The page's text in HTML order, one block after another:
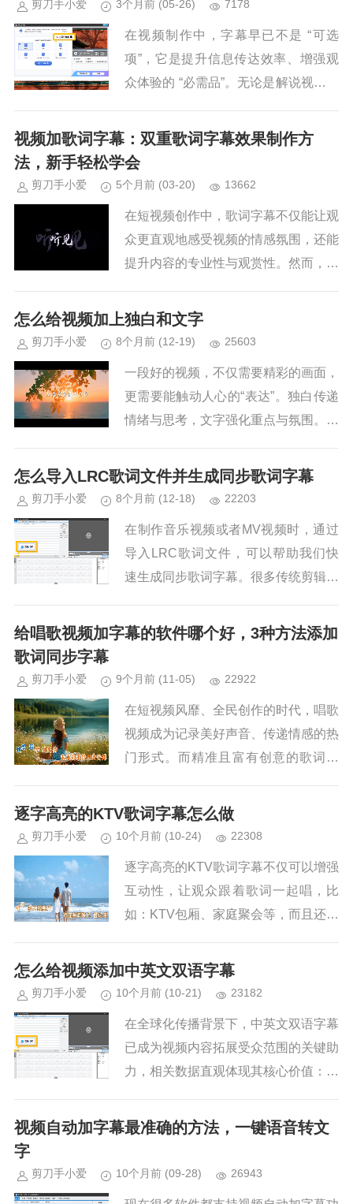
剪刀手小爱 3个月前 (05-26) 7178
在视频制作中，字幕早已不是 “可选
项”，它是提升信息传达效率、增强观
众体验的 “必需品”。无论是解说视频、
字幕都能让你的内容走得更远。然而，
传统的手动打字幕方式不仅...
视频加歌词字幕：双重歌词字幕效果制作方
法，新手轻松学会
剪刀手小爱 5个月前 (03-20) 13662
在短视频创作中，歌词字幕不仅能让观
众更直观地感受视频的情感氛围，还能
提升内容的专业性与观赏性。然而，传
需要手动输入文字、逐帧调整时间轴、
反复调试样式，步骤繁琐且耗时，...
怎么给视频加上独白和文字
剪刀手小爱 8个月前 (12-19) 25603
一段好的视频，不仅需要精彩的画面，
更需要能触动人心的“表达”。独白传递
情绪与思考，文字强化重点与氛围。无
片，还是适配社交平台的竖屏内容，给
视频加上合适的独白和文字，...
怎么导入LRC歌词文件并生成同步歌词字幕
剪刀手小爱 8个月前 (12-18) 22203
在制作音乐视频或者MV视频时，通过
导入LRC歌词文件，可以帮助我们快
速生成同步歌词字幕。很多传统剪辑软
助一些转换工具转成SRT格式才支
给唱歌视频加字幕的软件哪个好，3种方法添加
歌词同步字幕
剪刀手小爱 9个月前 (11-05) 22922
在短视频风靡、全民创作的时代，唱歌
视频成为记录美好声音、传递情感的热
门形式。而精准且富有创意的歌词字
能为视频增添氛围感与视觉吸引力。但
面对市面上琳琅满目的剪辑软件，许...
逐字高亮的KTV歌词字幕怎么做
剪刀手小爱 10个月前 (10-24) 22308
逐字高亮的KTV歌词字幕不仅可以增强
互动性，让观众跟着歌词一起唱，比
如：KTV包厢、家庭聚会等，而且还能
演唱会视频或专业音乐教学水平中，能
提升整体的品质。此外逐字高亮...
怎么给视频添加中英文双语字幕
剪刀手小爱 10个月前 (10-21) 23182
在全球化传播背景下，中英文双语字幕
已成为视频内容拓展受众范围的关键助
力，相关数据直观体现其核心价值：受
计，添加双语字幕的视频，其国际观众
视频自动加字幕最准确的方法，一键语音转文
字
剪刀手小爱 10个月前 (09-28) 26943